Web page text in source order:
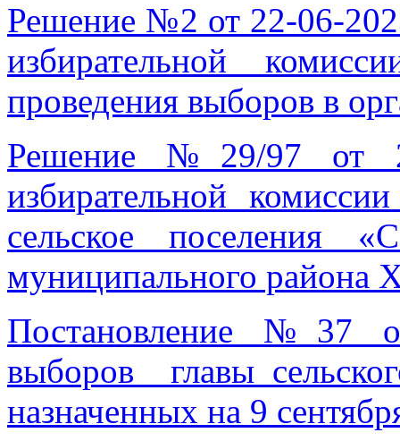
Решение №2 от 22-06-
избирательной
проведения выборов в
Решение №29/97 от
избирательной
сельское поселения
муниципального района
Постановление №37
выборов главы
назначенных на 9